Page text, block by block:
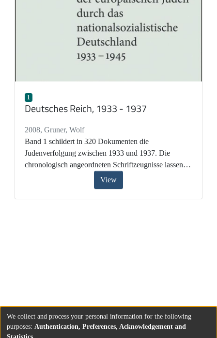
1
Deutsches Reich, 1933 - 1937
2008, Gruner, Wolf
Band 1 schildert in 320 Dokumenten die
Judenverfolgung zwischen 1933 und 1937. Die
chronologisch angeordneten Schriftzeugnisse lassen
sichtbar werden, wie die Entrechtung und soziale
Isolation der Juden in Deutschland vorangetrieben
wurde, welche Rolle der Terror, das staatliche Kalkül
View
We collect and process your personal information for the following
purposes: Authentication, Preferences, Acknowledgement and